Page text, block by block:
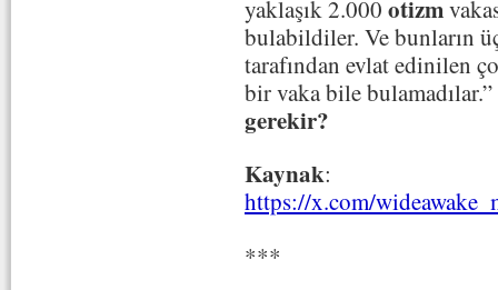
yaklaşık 2.000 otizm
bulabildiler. Ve bunların
tarafından evlat edinilen
bir vaka bile bulamadılar.”
gerekir?
Kaynak:
https://x.com/
***